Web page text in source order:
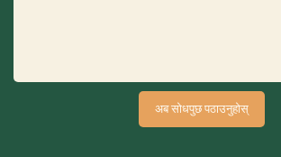
अब सोधपुछ पठाउनुहोस्